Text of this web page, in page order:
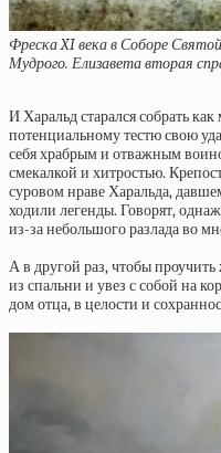
Фреска XI века в Соборе
Мудрого. Елизавета вторая
И Харальд старался собрать
потенциальному тестю свою
себя храбрым и отважным
смекалкой и хитростью.
суровом нраве Харальда,
ходили легенды. Говорят,
из-за небольшого разлада во
А в другой раз, чтобы
из спальни и увез с собой на
дом отца, в целости и